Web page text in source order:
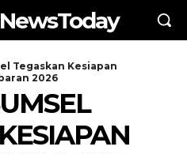
Tegaskan Kesiapan
2026